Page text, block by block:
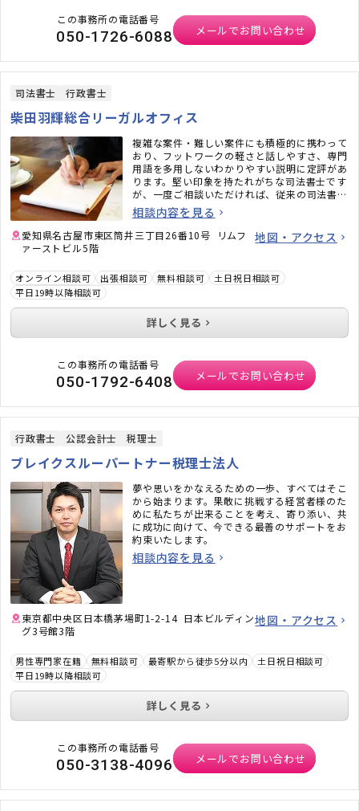
この事務所の電話番号
050-1726-6088 メールでお問い合わせ
司法書士 行政書士
柴田羽輝総合リーガルオフィス
複雑な案件・難しい案件にも積極的に携わって
おり、フットワークの軽さと話しやすさ、専門
用語を多用しないわかりやすい説明に定評があ
ります。堅い印象を持たれがちな司法書士です
が、一度ご相談いただければ、従来の司法書士
のイメージがガラッと変わるかと思います。ど
うぞお気軽にご相談ください。
相談内容を見る
愛知県名古屋市東区筒井三丁目26番10号 リムフ
ァーストビル5階
地図・アクセス
オンライン相談可 出張相談可 無料相談可
土日祝日相談可
平日19時以降相談可
詳しく見る
この事務所の電話番号
050-1792-6408 メールでお問い合わせ
行政書士 公認会計士 税理士
ブレイクスルーパートナー税理士法人
夢や思いをかなえるための一歩、すべてはそこ
から始まります。果敢に挑戦する経営者様のた
めに私たちが出来ることを考え、寄り添い、共
に成功に向けて、今できる最善のサポートをお
約束いたします。
相談内容を見る
東京都中央区日本橋茅場町1-2-14 日本ビルディン
グ3号館3階
地図・アクセス
男性専門家在籍 無料相談可 最寄駅から徒歩5分以内
土日祝日相談可
平日19時以降相談可
詳しく見る
この事務所の電話番号
050-3138-4096 メールでお問い合わせ